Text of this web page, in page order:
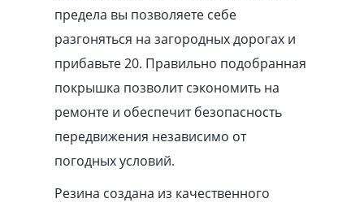
предела вы позволяете себе
разгоняться на загородных дорогах и
прибавьте 20. Правильно подобранная
покрышка позволит сэкономить на
ремонте и обеспечит безопасность
передвижения независимо от
погодных условий.
Резина создана из качественного